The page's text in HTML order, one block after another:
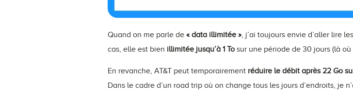
Quand on me parle de « data illimitée », j’ai toujours envie d’aller lire
cas, elle est bien illimitée jusqu’à 1 To sur une période de 30 jours (là
En revanche, AT&T peut temporairement réduire le débit après 22 Go
Dans le cadre d’un road trip où on change tous les jours d’endroits, je